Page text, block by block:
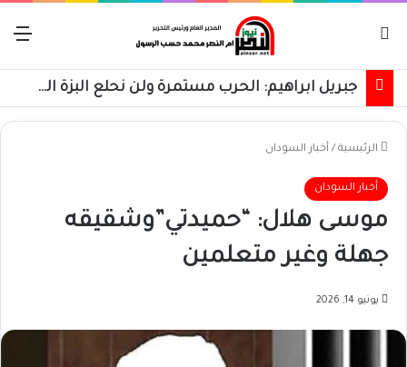
جبريل ابراهيم: الحرب مستمرة ولن نحلع البزة العسكرية حتى استعادة كامل البلاد
الرئيسية / أخبار السودان
أخبار السودان
موسى هلال: “حميدتي”وشقيقه
جهلة وغير متعلمين
يونيو 14, 2026